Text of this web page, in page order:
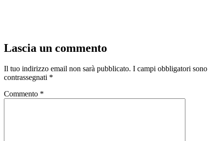
Lascia un commento
Il tuo indirizzo email non sarà pubblicato. I campi obbligatori sono
contrassegnati *
Commento *